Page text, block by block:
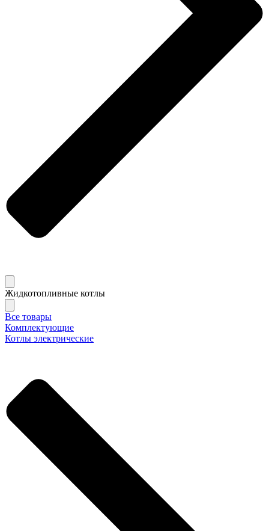
Жидкотопливные котлы
Все товары
Комплектующие
Котлы электрические